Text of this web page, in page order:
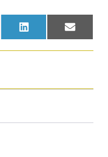
LinkedIn Email